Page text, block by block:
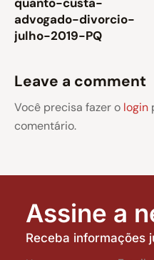
advogado-divorcio-
julho-2019-PQ
Leave a comment
Você precisa fazer o login
comentário.
Assine a
Receba informações